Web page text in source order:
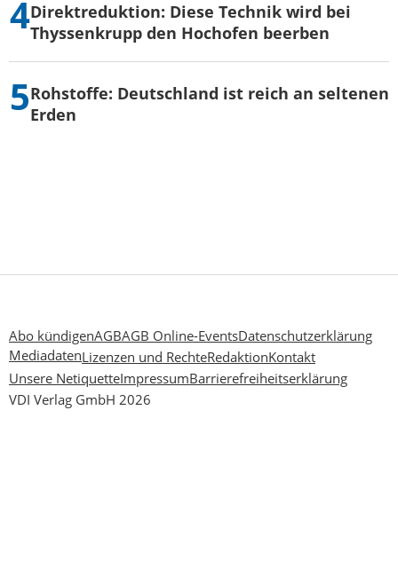
Direktreduktion: Diese Technik wird bei
Thyssenkrupp den Hochofen beerben
Rohstoffe: Deutschland ist reich an seltenen
Erden
Abo kündigenAGBAGB Online-EventsDatenschutzerklärung
MediadatenLizenzen und RechteRedaktionKontakt
Unsere NetiquetteImpressumBarrierefreiheitserklärung
VDI Verlag GmbH 2026